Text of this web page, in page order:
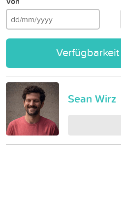
Sean Wirz